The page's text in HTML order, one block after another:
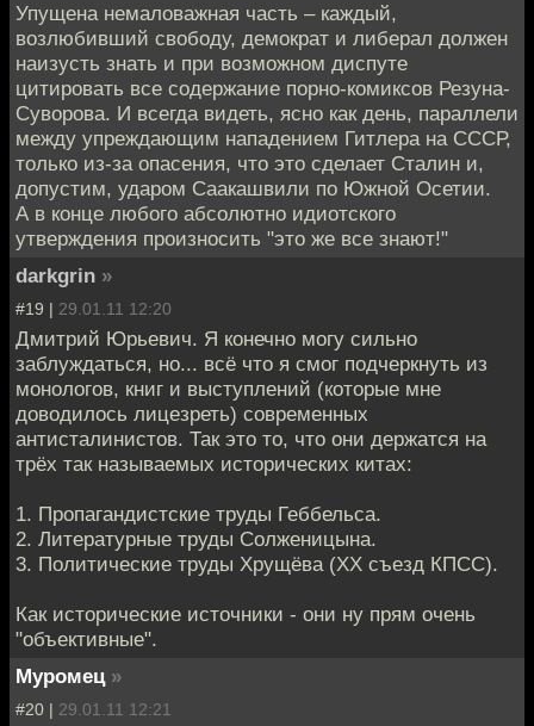
Упущена немаловажная часть – каждый,
возлюбивший свободу, демократ и либерал должен
наизусть знать и при возможном диспуте
цитировать все содержание порно-комиксов Резуна-
Суворова. И всегда видеть, ясно как день, параллели
между упреждающим нападением Гитлера на СССР,
только из-за опасения, что это сделает Сталин и,
допустим, ударом Саакашвили по Южной Осетии.
А в конце любого абсолютно идиотского
утверждения произносить "это же все знают!"
darkgrin »
#19 | 29.01.11 12:20
Дмитрий Юрьевич. Я конечно могу сильно
заблуждаться, но... всё что я смог подчеркнуть из
монологов, книг и выступлений (которые мне
доводилось лицезреть) современных
антисталинистов. Так это то, что они держатся на
трёх так называемых исторических китах:
1. Пропагандистские труды Геббельса.
2. Литературные труды Солженицына.
3. Политические труды Хрущёва (XX съезд КПСС).
Как исторические источники - они ну прям очень
"объективные".
Муромец »
#20 | 29.01.11 12:21